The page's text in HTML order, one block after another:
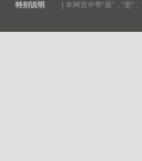
特别说明 本网页中带“最”，“更”